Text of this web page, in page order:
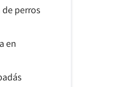
perros
en